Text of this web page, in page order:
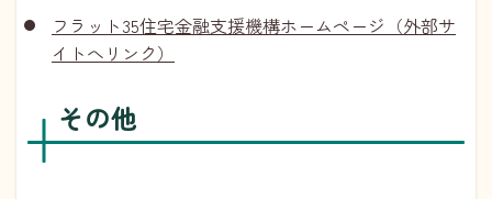
フラット35住宅金融支援機構ホームページ（外部サ
イトへリンク）
その他